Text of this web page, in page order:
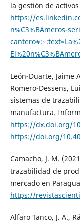
la gestión de
https://
n%C3%BAmeros-
León-Duarte, Jaime
Romero-Dessens,
sistemas de
manufactura.
https://dx.doi.org/
https://doi.org/
Camacho, J. M.
trazabilidad de
mercado en
https://
Alfaro Tanco, J. A.,